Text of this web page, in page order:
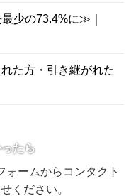
少の73.4%に≫｜
た方・引き継がれた
たら
ォームからコンタクト
ください。